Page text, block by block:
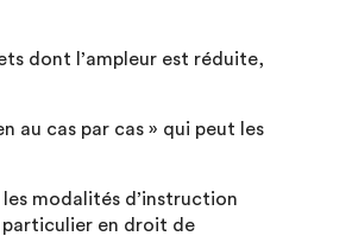
dont l’ampleur est réduite,
au cas par cas » qui peut les
modalités d’instruction
particulier en droit de